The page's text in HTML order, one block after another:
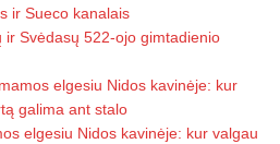
ir Sueco kanalais
ir Svėdasų 522-ojo gimtadienio
elgesiu Nidos kavinėje: kur
galima ant stalo
elgesiu Nidos kavinėje: kur valgau